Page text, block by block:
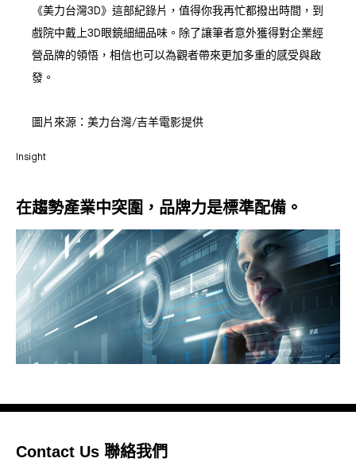
《美力台灣3D》這部紀錄片，值得你我再忙都撥出時間，到
戲院中戴上3D眼鏡細細品味。除了讓筆者意外獲得對企業經
營品牌的領悟，相信也可以為觀者帶來更加多重的感受與啟
發。
圖片來源：美力台灣/吉羊電影提供
Insight
在趨勢產業中突圍，品牌力是標準配備。
Contact Us 聯絡我們